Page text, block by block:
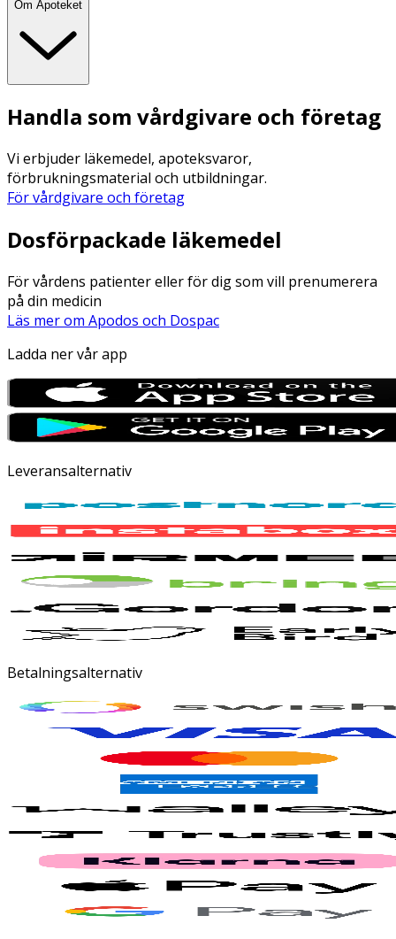
Om Apoteket
Handla som vårdgivare och företag
Vi erbjuder läkemedel, apoteksvaror,
förbrukningsmaterial och utbildningar.
För vårdgivare och företag
Dosförpackade läkemedel
För vårdens patienter eller för dig som vill prenumerera
på din medicin
Läs mer om Apodos och Dospac
Ladda ner vår app
Leveransalternativ
Betalningsalternativ